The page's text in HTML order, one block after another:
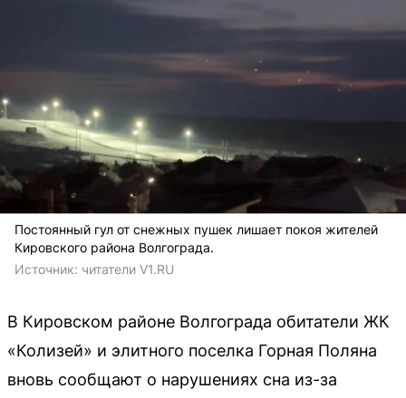
Постоянный гул от снежных пушек лишает покоя жителей
Кировского района Волгограда.
Источник: читатели V1.RU
В Кировском районе Волгограда обитатели ЖК
«Колизей» и элитного поселка Горная Поляна
вновь сообщают о нарушениях сна из-за